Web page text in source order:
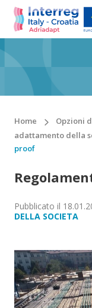
Home Opzioni
adattamento della
proof
Pubblicato il
DELLA SOCIETA